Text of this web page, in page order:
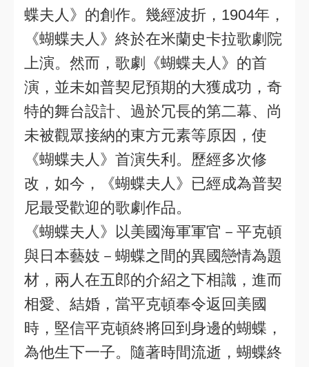
蝶夫人》的創作。幾經波折，1904年，
《蝴蝶夫人》終於在米蘭史卡拉歌劇院
上演。然而，歌劇《蝴蝶夫人》的首
演，並未如普契尼預期的大獲成功，奇
特的舞台設計、過於冗長的第二幕、尚
未被觀眾接納的東方元素等原因，使
《蝴蝶夫人》首演失利。歷經多次修
改，如今，《蝴蝶夫人》已經成為普契
尼最受歡迎的歌劇作品。
《蝴蝶夫人》以美國海軍軍官－平克頓
與日本藝妓－蝴蝶之間的異國戀情為題
材，兩人在五郎的介紹之下相識，進而
相愛、結婚，當平克頓奉令返回美國
時，堅信平克頓終將回到身邊的蝴蝶，
為他生下一子。隨著時間流逝，蝴蝶終